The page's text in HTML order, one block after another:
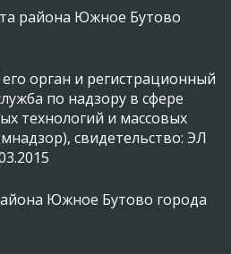
района Южное Бутово
орган и регистрационный
по надзору в сфере
технологий и массовых
свидетельство: ЭЛ
Южное Бутово города